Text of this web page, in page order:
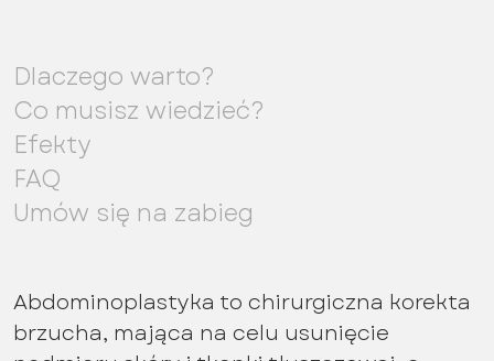
Dlaczego warto?
Co musisz wiedzieć?
Efekty
FAQ
Umów się na zabieg
Abdominoplastyka to chirurgiczna korekta
brzucha, mająca na celu usunięcie